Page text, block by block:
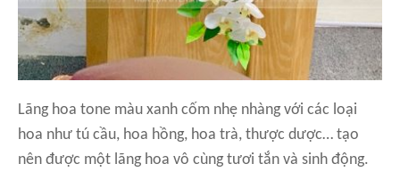
Lãng hoa tone màu xanh cốm nhẹ nhàng với các loại
hoa như tú cầu, hoa hồng, hoa trà, thược dược… tạo
nên được một lãng hoa vô cùng tươi tắn và sinh động.